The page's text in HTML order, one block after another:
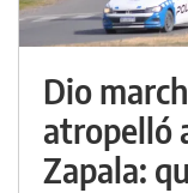
Dio
atropelló
Zapala: